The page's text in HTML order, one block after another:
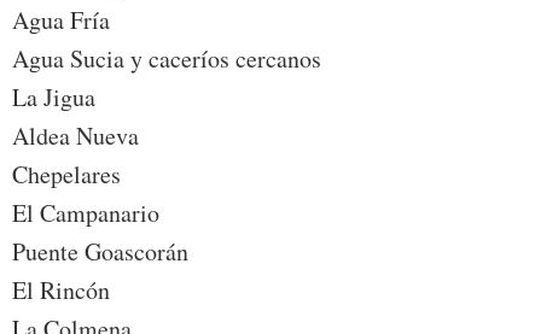
Agua Fría
Agua Sucia y caceríos cercanos
La Jigua
Aldea Nueva
Chepelares
El Campanario
Puente Goascorán
El Rincón